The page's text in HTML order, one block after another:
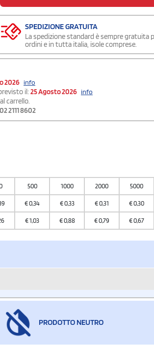
SPEDIZIONE GRATUITA
La spedizione standard è sempre gratuita
ordini e in tutta italia, isole comprese.
2026 info
il: 25 Agosto 2026 info
carrello.
02 2111 8602
500 1000 2000 5000
€0,34 €0,33 €0,31 €0,30
€1,03 €0,88 €0,79 €0,67
PRODOTTO NEUTRO